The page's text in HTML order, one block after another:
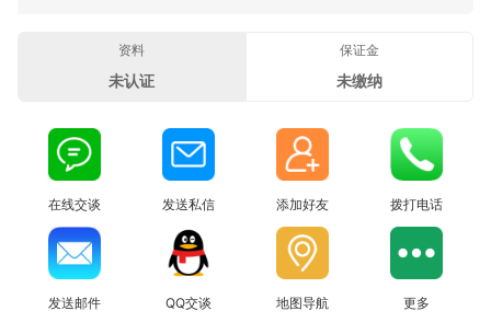
资料
未认证
保证金
未缴纳
在线交谈 发送私信 添加好友 拨打电话
发送邮件 QQ交谈 地图导航 更多